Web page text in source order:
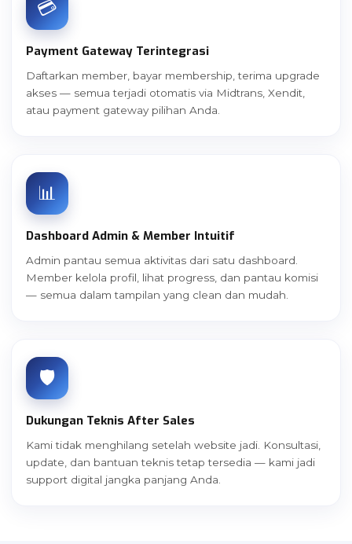
💳
Payment Gateway Terintegrasi
Daftarkan member, bayar membership, terima upgrade
akses — semua terjadi otomatis via Midtrans, Xendit,
atau payment gateway pilihan Anda.
📊
Dashboard Admin & Member Intuitif
Admin pantau semua aktivitas dari satu dashboard.
Member kelola profil, lihat progress, dan pantau komisi
— semua dalam tampilan yang clean dan mudah.
🛡️
Dukungan Teknis After Sales
Kami tidak menghilang setelah website jadi. Konsultasi,
update, dan bantuan teknis tetap tersedia — kami jadi
support digital jangka panjang Anda.